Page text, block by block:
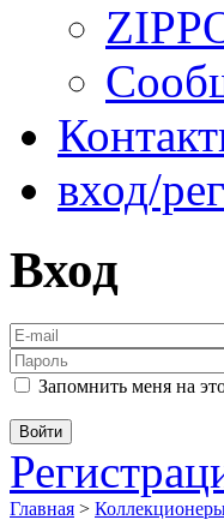
вход/
Вход
Запомнить меня на
Главная >